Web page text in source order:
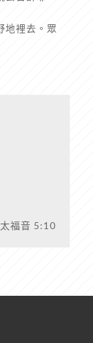
地裡去。眾
福音 5:10